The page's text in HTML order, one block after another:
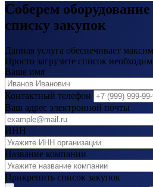
Соберем
списку закупок
Данная услуга обеспечивает
Просто загрузите список
Ваше имя
Контактный телефон
Ваш адрес электронной почты
ИНН
Название компании
Прикрепить список закупок